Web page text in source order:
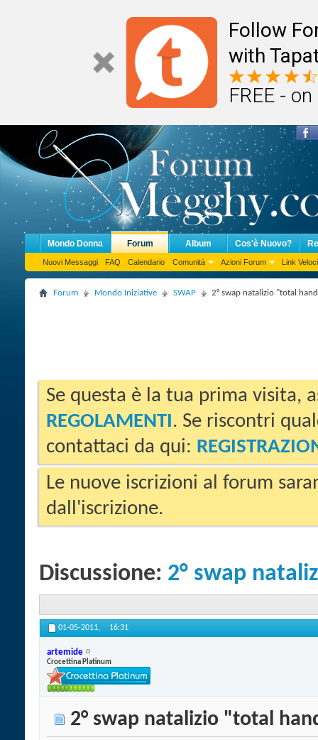
Follow
with
FREE -
Mondo Donna Forum
Nuovi Messaggi FAQ Calendario Comunità Azioni Forum Link Veloci
Album Cos'è Nuovo?
Forum Mondo Iniziative SWAP 2° swap natalizio "total
Se questa è la tua prima visita,
REGOLAMENTI. Se riscontri
contattaci da qui:
Le nuove iscrizioni al forum
dall'iscrizione.
Discussione: 2° swap
01-05-2011, 16:31
artemide
Crocettina Platinum
2° swap natalizio "total